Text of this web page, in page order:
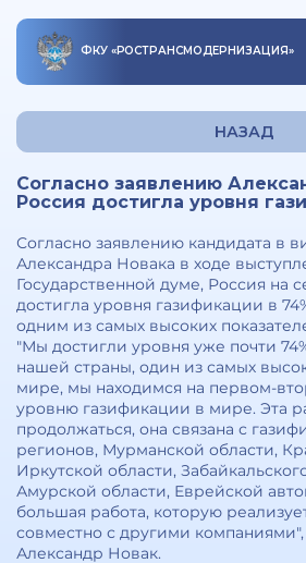
ФКУ «РОСТРАНСМОДЕРНИЗАЦИЯ»
НАЗАД
Согласно заявлению
Россия достигла уровня
Согласно заявлению кандидата в
Александра Новака в ходе
Государственной думе, Россия на
достигла уровня газификации в
одним из самых высоких
"Мы достигли уровня уже почти
нашей страны, один из самых
мире, мы находимся на первом-
уровню газификации в мире. Эта
продолжаться, она связана с
регионов, Мурманской области,
Иркутской области,
Амурской области, Еврейской
большая работа, которую
совместно с другими
Александр Новак.